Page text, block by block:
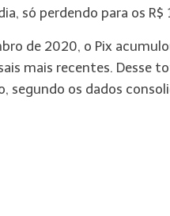
só perdendo para os
de 2020, o Pix
mais recentes. Desse
segundo os dados